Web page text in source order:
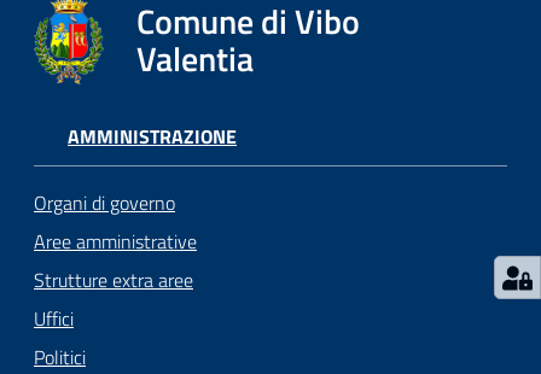
argomenti...
Seguici
su
Comune di Vibo
Valentia
AMMINISTRAZIONE
Organi di governo
Aree amministrative
Strutture extra aree
Uffici
Politici